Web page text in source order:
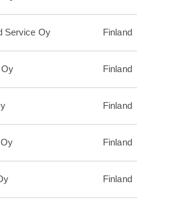
Service Oy Finland
Finland
Finland
Finland
Finland